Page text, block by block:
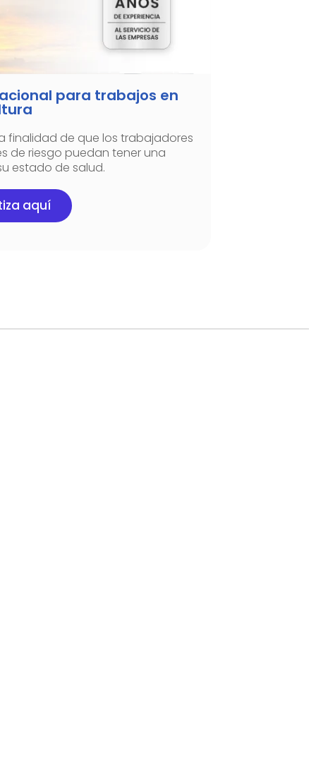
para trabajos en
finalidad de que los trabajadores
de riesgo puedan tener una
estado de salud.
aquí